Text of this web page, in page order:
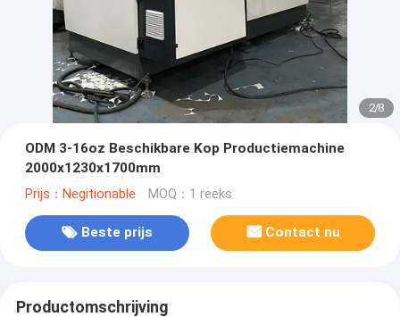
2/8
ODM 3-16oz Beschikbare Kop Productiemachine
2000x1230x1700mm
Prijs：Negitionable MOQ：1 reeks
Beste prijs Contact nu
Productomschrijving